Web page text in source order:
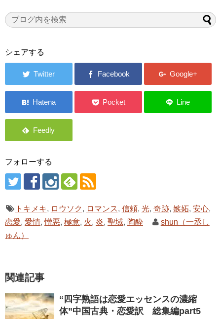
シェアする
フォローする
トキメキ, ロウソク, ロマンス, 信頼, 光, 奇跡, 嫉妬, 安心,
恋愛, 愛情,憎悪, 極意, 火, 炎, 聖域, 陶酔
shun（一丞し
ゅん）
関連記事
“四字熟語は恋愛エッセンスの濃縮
体”中国古典・恋愛訳 総集編part5